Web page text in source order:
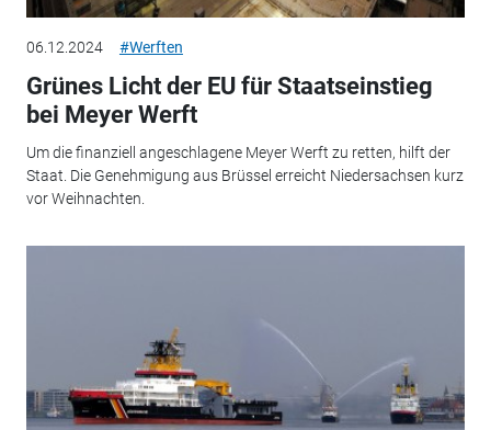
06.12.2024 #Werften
Grünes Licht der EU für Staatseinstieg
bei Meyer Werft
Um die finanziell angeschlagene Meyer Werft zu retten, hilft der
Staat. Die Genehmigung aus Brüssel erreicht Niedersachsen kurz
vor Weihnachten.